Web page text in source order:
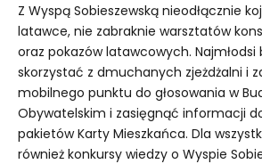
Z Wyspą Sobieszewską nieodłącznie
latawce, nie zabraknie warsztatów
oraz pokazów latawcowych.
skorzystać z dmuchanych zjeżdżalni i
mobilnego punktu do głosowania w
Obywatelskim i zasięgnąć informacji
pakietów Karty Mieszkańca. Dla
również konkursy wiedzy o Wyspie